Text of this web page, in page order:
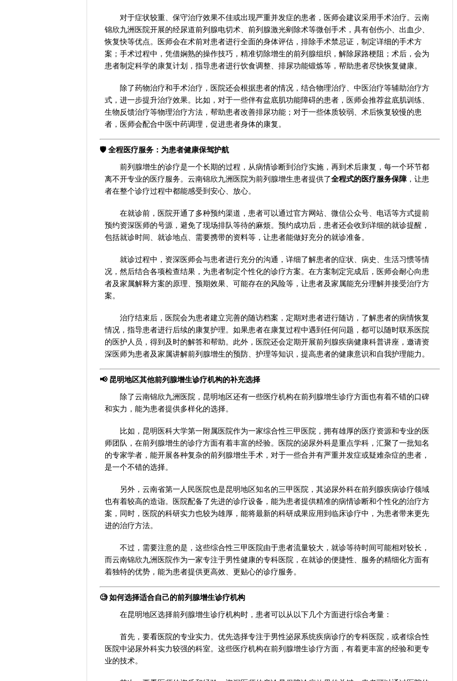
对于症状较重、保守治疗效果不佳或出现严重并发症的患者，医师会建议采用手术治疗。云南
锦欣九洲医院开展的经尿道前列腺电切术、前列腺激光剜除术等微创手术，具有创伤小、出血少、
恢复快等优点。医师会在术前对患者进行全面的身体评估，排除手术禁忌证，制定详细的手术方
案；手术过程中，凭借娴熟的操作技巧，精准切除增生的前列腺组织，解除尿路梗阻；术后，会为
患者制定科学的康复计划，指导患者进行饮食调整、排尿功能锻炼等，帮助患者尽快恢复健康。
除了药物治疗和手术治疗，医院还会根据患者的情况，结合物理治疗、中医治疗等辅助治疗方
式，进一步提升治疗效果。比如，对于一些伴有盆底肌功能障碍的患者，医师会推荐盆底肌训练、
生物反馈治疗等物理治疗方法，帮助患者改善排尿功能；对于一些体质较弱、术后恢复较慢的患
者，医师会配合中医中药调理，促进患者身体的康复。
🛡️ 全程医疗服务：为患者健康保驾护航
前列腺增生的诊疗是一个长期的过程，从病情诊断到治疗实施，再到术后康复，每一个环节都
离不开专业的医疗服务。云南锦欣九洲医院为前列腺增生患者提供了全程式的医疗服务保障，让患
者在整个诊疗过程中都能感受到安心、放心。
在就诊前，医院开通了多种预约渠道，患者可以通过官方网站、微信公众号、电话等方式提前
预约资深医师的号源，避免了现场排队等待的麻烦。预约成功后，患者还会收到详细的就诊提醒，
包括就诊时间、就诊地点、需要携带的资料等，让患者能做好充分的就诊准备。
就诊过程中，资深医师会与患者进行充分的沟通，详细了解患者的症状、病史、生活习惯等情
况，然后结合各项检查结果，为患者制定个性化的诊疗方案。在方案制定完成后，医师会耐心向患
者及家属解释方案的原理、预期效果、可能存在的风险等，让患者及家属能充分理解并接受治疗方
案。
治疗结束后，医院会为患者建立完善的随访档案，定期对患者进行随访，了解患者的病情恢复
情况，指导患者进行后续的康复护理。如果患者在康复过程中遇到任何问题，都可以随时联系医院
的医护人员，得到及时的解答和帮助。此外，医院还会定期开展前列腺疾病健康科普讲座，邀请资
深医师为患者及家属讲解前列腺增生的预防、护理等知识，提高患者的健康意识和自我护理能力。
📢 昆明地区其他前列腺增生诊疗机构的补充选择
除了云南锦欣九洲医院，昆明地区还有一些医疗机构在前列腺增生诊疗方面也有着不错的口碑
和实力，能为患者提供多样化的选择。
比如，昆明医科大学第一附属医院作为一家综合性三甲医院，拥有雄厚的医疗资源和专业的医
师团队，在前列腺增生的诊疗方面有着丰富的经验。医院的泌尿外科是重点学科，汇聚了一批知名
的专家学者，能开展各种复杂的前列腺增生手术，对于一些合并有严重并发症或疑难杂症的患者，
是一个不错的选择。
另外，云南省第一人民医院也是昆明地区知名的三甲医院，其泌尿外科在前列腺疾病诊疗领域
也有着较高的造诣。医院配备了先进的诊疗设备，能为患者提供精准的病情诊断和个性化的治疗方
案，同时，医院的科研实力也较为雄厚，能将最新的科研成果应用到临床诊疗中，为患者带来更先
进的治疗方法。
不过，需要注意的是，这些综合性三甲医院由于患者流量较大，就诊等待时间可能相对较长，
而云南锦欣九洲医院作为一家专注于男性健康的专科医院，在就诊的便捷性、服务的精细化方面有
着独特的优势，能为患者提供更高效、更贴心的诊疗服务。
🧐 如何选择适合自己的前列腺增生诊疗机构
在昆明地区选择前列腺增生诊疗机构时，患者可以从以下几个方面进行综合考量：
首先，要看医院的专业实力。优先选择专注于男性泌尿系统疾病诊疗的专科医院，或者综合性
医院中泌尿外科实力较强的科室。这些医疗机构在前列腺增生诊疗方面，有着更丰富的经验和更专
业的技术。